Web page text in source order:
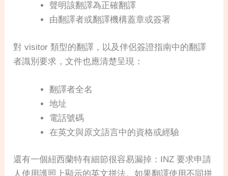
聲明該翻譯為正確翻譯
由翻譯者或翻譯機構蓋章或簽署
對 visitor 類型的翻譯，以及伴侶簽證指南中的翻譯
者識別要求，文件也應清楚呈現：
翻譯者全名
地址
電話號碼
在英文與原文語言中的資格或經驗
還有一個紐西蘭特有細節很容易漏掉：INZ 要求申請
人使用護照上顯示的英文拼法。如果翻譯使用不同拼